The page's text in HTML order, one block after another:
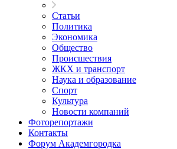
Статьи
Политика
Экономика
Общество
Происшествия
ЖКХ и транспорт
Наука и образование
Спорт
Культура
Новости компаний
Фоторепортажи
Контакты
Форум Академгородка